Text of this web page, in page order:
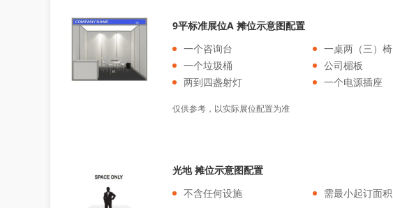
9平标准展位A 摊位示意图配置
一个咨询台
一桌两（三）椅
一个垃圾桶
公司楣板
两到四盏射灯
一个电源插座
仅供参考，以实际展位配置为准
光地 摊位示意图配置
不含任何设施
需最小起订面积